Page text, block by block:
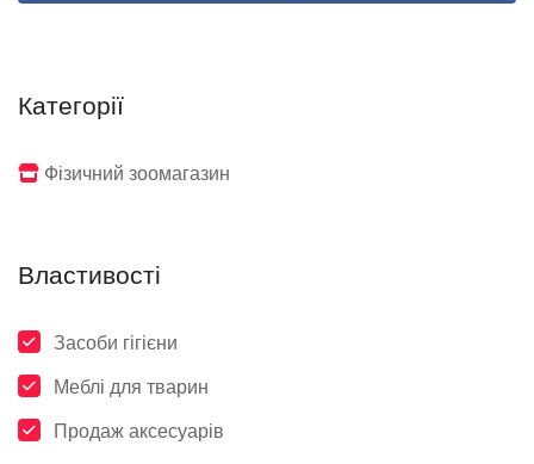
Категорії
Фізичний зоомагазин
Властивості
Засоби гігієни
Меблі для тварин
Продаж аксесуарів